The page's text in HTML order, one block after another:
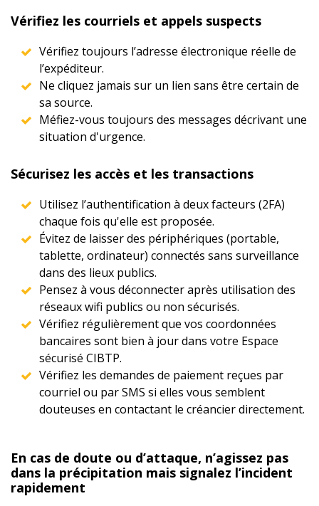
Vérifiez les courriels et appels suspects
Vérifiez toujours l’adresse électronique réelle de
l’expéditeur.
Ne cliquez jamais sur un lien sans être certain de
sa source.
Méfiez-vous toujours des messages décrivant une
situation d'urgence.
Sécurisez les accès et les transactions
Utilisez l’authentification à deux facteurs (2FA)
chaque fois qu'elle est proposée.
Évitez de laisser des périphériques (portable,
tablette, ordinateur) connectés sans surveillance
dans des lieux publics.
Pensez à vous déconnecter après utilisation des
réseaux wifi publics ou non sécurisés.
Vérifiez régulièrement que vos coordonnées
bancaires sont bien à jour dans votre Espace
sécurisé CIBTP.
Vérifiez les demandes de paiement reçues par
courriel ou par SMS si elles vous semblent
douteuses en contactant le créancier directement.
En cas de doute ou d’attaque, n’agissez pas
dans la précipitation mais signalez l’incident
rapidement